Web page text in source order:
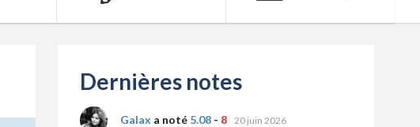
Dernières notes
Galax a noté 5.08 - 8 20 juin 2026